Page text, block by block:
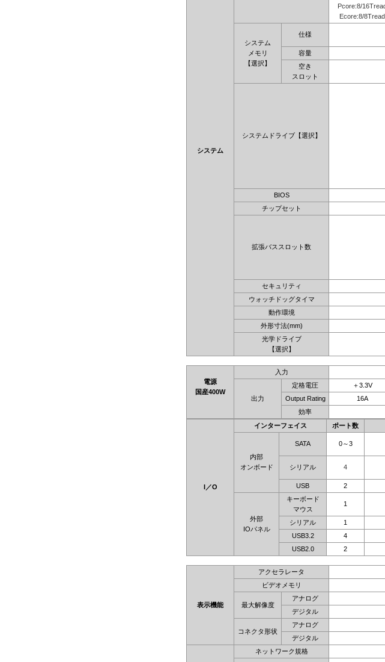
システム
Pcore:8/
Ecore:8/8Tread
システム
メモリ
【選択】
仕様
容量
空き
スロット
システムドライブ【選択】
BIOS
チップセット
拡張バススロット数
セキュリティ
ウォッチドッグタイマ
動作環境
外形寸法(mm)
光学ドライブ
【選択】
電源
国産400W
入力
出力
定格電圧 ＋3.3V
Output Rating
16A
効率
I／O
インターフェイス ポート数
内部
オンボード
SATA 0～3
シリアル 4
USB
2
外部
IOパネル
キーボード
マウス
1
シリアル 1
USB3.2
4
USB2.0
2
表示機能
アクセラレータ
ビデオメモリ
最大解像度
アナログ
デジタル
コネクタ形状
アナログ
デジタル
ネットワーク規格